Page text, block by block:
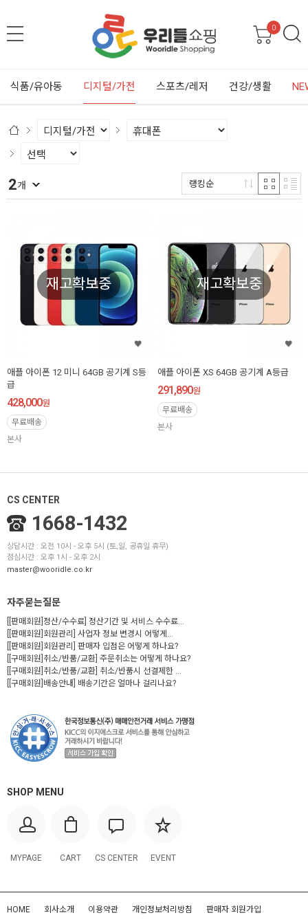
0
식품/유아동 디지털/가전 스포츠/레저 건강/생활
2개 랭킹순
재고확보중
애플 아이폰 12 미니 64GB 공기계 S등
급
428,000원
무료배송
본사
재고확보중
애플 아이폰 XS 64GB 공기계 A등급
291,890원
무료배송
본사
CS CENTER
1668-1432
상담시간 : 오전 10시 - 오후 5시 (토,일, 공휴일 휴무)
점심시간 : 오후 1시 - 오후 2시
master@wooridle.co.kr
자주묻는질문
[[판매회원]정산/수수료] 정산기간 및 서비스 수수료...
[[판매회원]회원관리] 사업자 정보 변경시 어떻게...
[[판매회원]회원관리] 판매자 입점은 어떻게 하나요?
[[구매회원]취소/반품/교환] 주문취소는 어떻게 하나요?
[[구매회원]취소/반품/교환] 취소/반품시 선결제한 ...
[[구매회원]배송안내] 배송기간은 얼마나 걸리나요?
SHOP MENU
MYPAGE CART CS CENTER EVENT
HOME 회사소개 이용약관 개인정보처리방침 판매자 회원가입